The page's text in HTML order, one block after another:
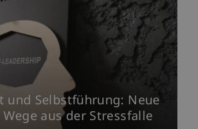
und Selbstführung: Neue
aus der Stressfalle